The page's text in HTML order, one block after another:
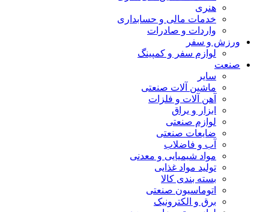
هنری
خدمات مالی و حسابداری
واردات و صادرات
ورزش و سفر
لوازم سفر و کمپینگ
صنعت
سایر
ماشین آلات صنعتی
آهن آلات و فلزات
ابزار و یراق
لوازم صنعتی
ضایعات صنعتی
آب و فاضلاب
مواد شیمیایی و معدنی
تولید مواد غذایی
بسته بندی کالا
اتوماسیون صنعتی
برق و الکترونیک